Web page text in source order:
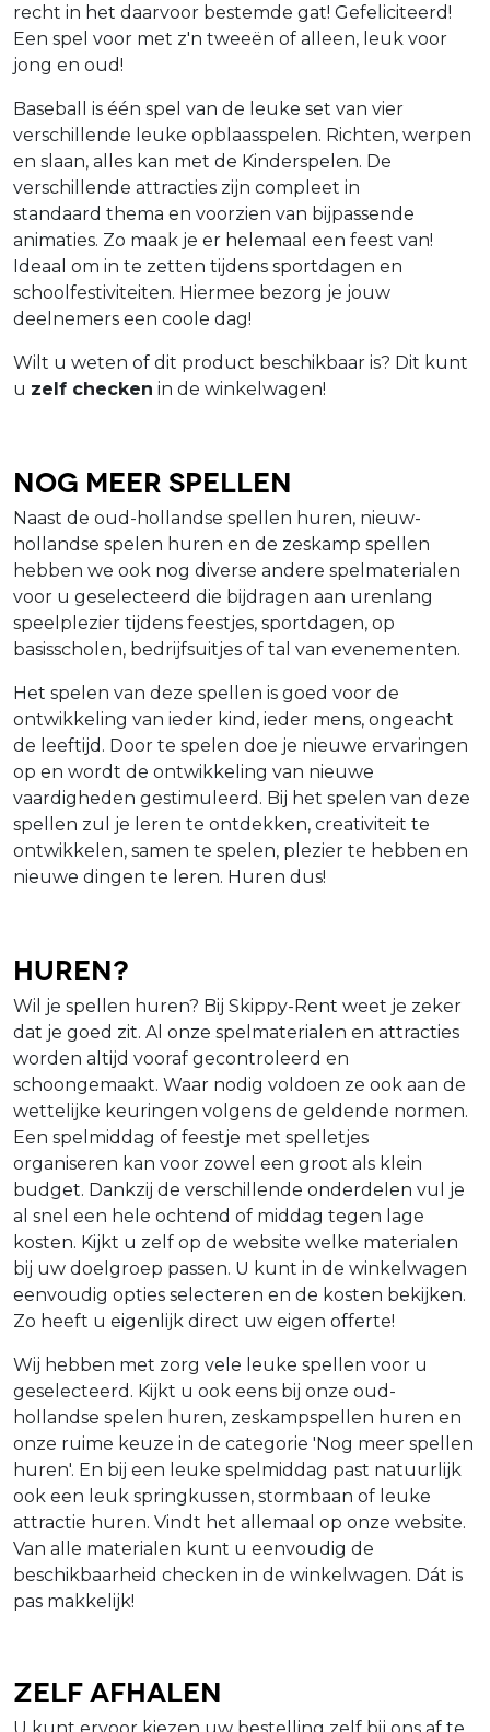
recht in het daarvoor bestemde gat! Gefeliciteerd!
Een spel voor met z'n tweeën of alleen, leuk voor
jong en oud!
Baseball is één spel van de leuke set van vier
verschillende leuke opblaasspelen. Richten, werpen
en slaan, alles kan met de Kinderspelen. De
verschillende attracties zijn compleet in
standaard thema en voorzien van bijpassende
animaties. Zo maak je er helemaal een feest van!
Ideaal om in te zetten tijdens sportdagen en
schoolfestiviteiten. Hiermee bezorg je jouw
deelnemers een coole dag!
Wilt u weten of dit product beschikbaar is? Dit kunt
u zelf checken in de winkelwagen!
Nog meer spellen
Naast de oud-hollandse spellen huren, nieuw-
hollandse spelen huren en de zeskamp spellen
hebben we ook nog diverse andere spelmaterialen
voor u geselecteerd die bijdragen aan urenlang
speelplezier tijdens feestjes, sportdagen, op
basisscholen, bedrijfsuitjes of tal van evenementen.
Het spelen van deze spellen is goed voor de
ontwikkeling van ieder kind, ieder mens, ongeacht
de leeftijd. Door te spelen doe je nieuwe ervaringen
op en wordt de ontwikkeling van nieuwe
vaardigheden gestimuleerd. Bij het spelen van deze
spellen zul je leren te ontdekken, creativiteit te
ontwikkelen, samen te spelen, plezier te hebben en
nieuwe dingen te leren. Huren dus!
Huren?
Wil je spellen huren? Bij Skippy-Rent weet je zeker
dat je goed zit. Al onze spelmaterialen en attracties
worden altijd vooraf gecontroleerd en
schoongemaakt. Waar nodig voldoen ze ook aan de
wettelijke keuringen volgens de geldende normen.
Een spelmiddag of feestje met spelletjes
organiseren kan voor zowel een groot als klein
budget. Dankzij de verschillende onderdelen vul je
al snel een hele ochtend of middag tegen lage
kosten. Kijkt u zelf op de website welke materialen
bij uw doelgroep passen. U kunt in de winkelwagen
eenvoudig opties selecteren en de kosten bekijken.
Zo heeft u eigenlijk direct uw eigen offerte!
Wij hebben met zorg vele leuke spellen voor u
geselecteerd. Kijkt u ook eens bij onze oud-
hollandse spelen huren, zeskampspellen huren en
onze ruime keuze in de categorie 'Nog meer spellen
huren'. En bij een leuke spelmiddag past natuurlijk
ook een leuk springkussen, stormbaan of leuke
attractie huren. Vindt het allemaal op onze website.
Van alle materialen kunt u eenvoudig de
beschikbaarheid checken in de winkelwagen. Dát is
pas makkelijk!
Zelf afhalen
U kunt ervoor kiezen uw bestelling zelf bij ons af te